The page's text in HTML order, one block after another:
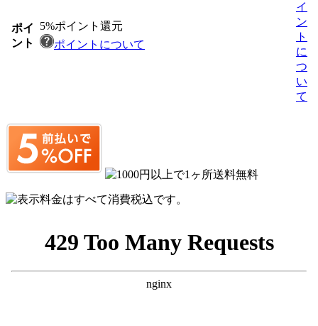
ポイ
ント
5%ポイント還元
ポイントについて
イ
ン
ト
に
つ
い
て